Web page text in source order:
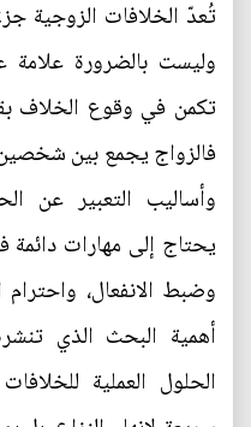
تُعدّ الخلافات الزوجية
وليست بالضرورة علامة
تكمن في وقوع الخلاف
فالزواج يجمع بين
وأساليب التعبير عن
يحتاج إلى مهارات دائمة
وضبط الانفعال، واحترام
أهمية البحث الذي
الحلول العملية